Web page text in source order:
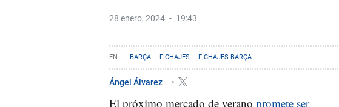
28 enero, 2024 19:43
BARÇA FICHAJES FICHAJES BARÇA
Ángel Álvarez
El próximo mercado de verano promete ser